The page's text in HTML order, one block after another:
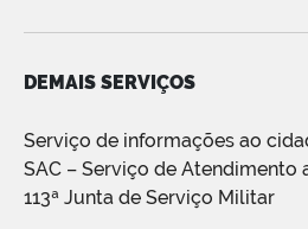
DEMAIS SERVIÇOS
Serviço de informações ao
SAC – Serviço de Atendimento
113ª Junta de Serviço Militar